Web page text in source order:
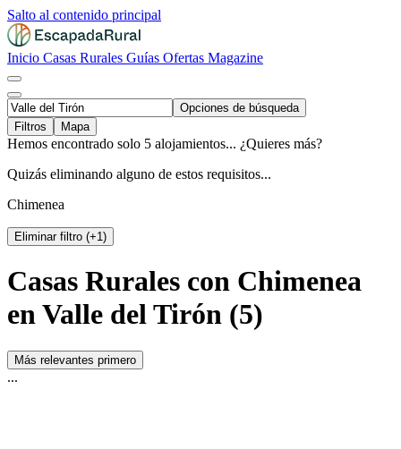
Salto al contenido principal
Inicio Casas Rurales Guías Ofertas Magazine
Opciones de búsqueda
Filtros
Mapa
Hemos encontrado solo 5 alojamientos... ¿Quieres más?
Quizás eliminando alguno de estos requisitos...
Chimenea
Eliminar filtro (+1)
Casas Rurales con Chimenea
en Valle del Tirón (5)
Más relevantes primero
...